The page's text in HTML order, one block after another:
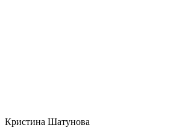
Кристина Шатунова